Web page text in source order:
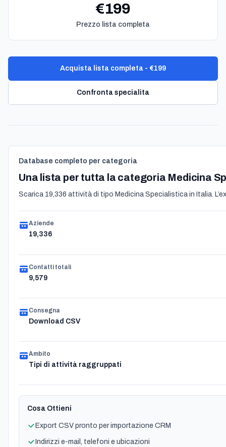
€199
Prezzo lista completa
Acquista lista completa - €199
Confronta specialita
Database completo per categoria
Una lista per tutta la categoria Medicina
Scarica 19,336 attività di tipo Medicina Specialistica in Italia.
Aziende
19,336
Contatti totali
9,579
Consegna
Download CSV
Ambito
Tipi di attività raggruppati
Cosa Ottieni
Export CSV pronto per importazione CRM
Indirizzi e-mail, telefoni e ubicazioni